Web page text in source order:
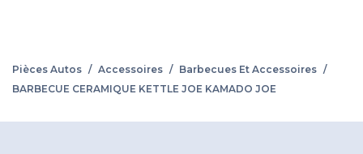
Pièces Autos / Accessoires / Barbecues Et Accessoires /
BARBECUE CERAMIQUE KETTLE JOE KAMADO JOE